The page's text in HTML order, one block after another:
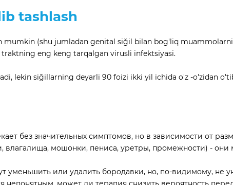
tashlash
(shu jumladan genital siğil bilan bog'liq
eng keng tarqalgan virusli infektsiyasi.
lekin siğillarning deyarli 90 foizi ikki yil ichida o'z -o'zidan
без значительных симптомов, но в зависимости от
влагалища, мошонки, пениса, уретры, промежности) -
уменьшить или удалить бородавки, но, по-видимому, не